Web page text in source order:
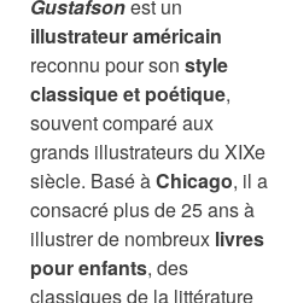
Gustafsonest un
illustrateur américain
reconnu pour son style
classique et poétique,
souvent comparé aux
grands illustrateurs du XIXe
siècle. Basé àChicago, il a
consacré plus de 25 ans à
illustrer de nombreux livres
pour enfants, des
classiques de la littérature